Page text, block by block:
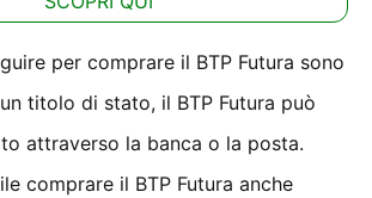
per comprare il BTP Futura sono
titolo di stato, il BTP Futura può
attraverso la banca o la posta.
comprare il BTP Futura anche